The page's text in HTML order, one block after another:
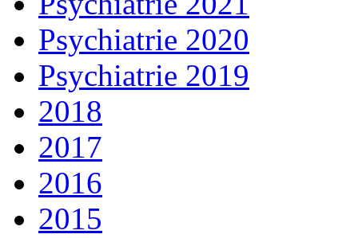
Psychiatrie 2020
Psychiatrie 2019
2018
2017
2016
2015